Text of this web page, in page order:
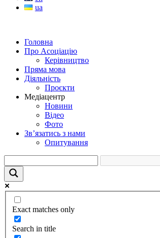
ua
Головна
Про Асоціацію
Керівництво
Пряма мова
Діяльність
Проєкти
Медіацентр
Новини
Відео
Фото
Зв’язатись з нами
Опитування
Exact matches only
Search in title